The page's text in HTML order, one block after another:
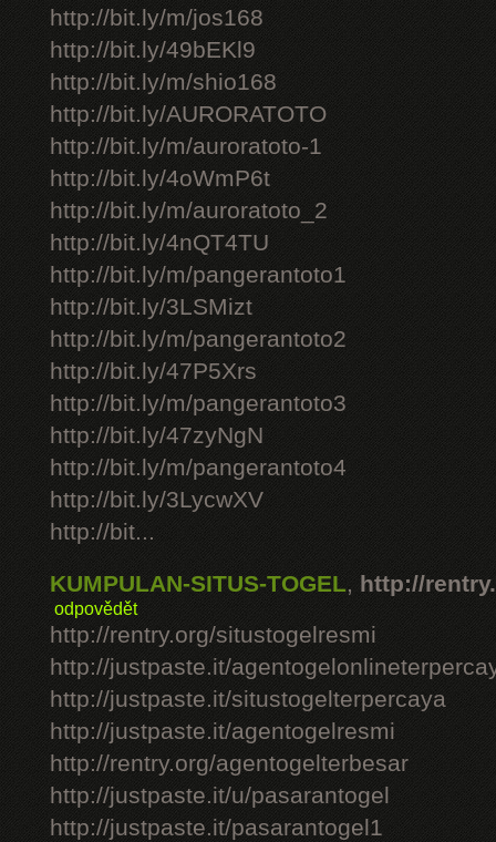
http://bit.ly/m/jos168
http://bit.ly/49bEKl9
http://bit.ly/m/shio168
http://bit.ly/AURORATOTO
http://bit.ly/m/auroratoto-1
http://bit.ly/4oWmP6t
http://bit.ly/m/auroratoto_2
http://bit.ly/4nQT4TU
http://bit.ly/m/pangerantoto1
http://bit.ly/3LSMizt
http://bit.ly/m/pangerantoto2
http://bit.ly/47P5Xrs
http://bit.ly/m/pangerantoto3
http://bit.ly/47zyNgN
http://bit.ly/m/pangerantoto4
http://bit.ly/3LycwXV
http://bit...
KUMPULAN-SITUS-TOGEL, http://
odpovědět
http://rentry.org/situstogelresmi
http://justpaste.it/
http://justpaste.it/situstogelterpercaya
http://justpaste.it/agentogelresmi
http://rentry.org/agentogelterbesar
http://justpaste.it/u/pasarantogel
http://justpaste.it/pasarantogel1